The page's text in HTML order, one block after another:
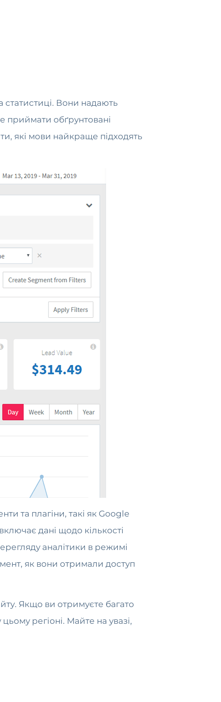
статистиці. Вони надають
приймати обґрунтовані
які мови найкраще підходять
та плагіни, такі як Google
дані щодо кількості
аналітики в режимі
як вони отримали доступ
Якщо ви отримуєте багато
регіоні. Майте на увазі,